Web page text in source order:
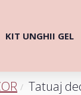
KIT UNGHII GEL
Tatuaj